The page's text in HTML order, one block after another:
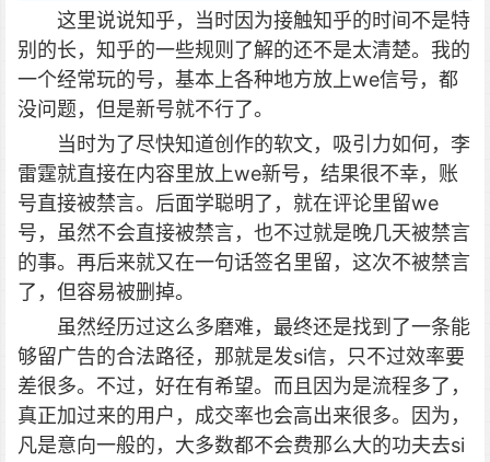
这里说说知乎，当时因为接触知乎的时间不是特
别的长，知乎的一些规则了解的还不是太清楚。我的
一个经常玩的号，基本上各种地方放上we信号，都
没问题，但是新号就不行了。
当时为了尽快知道创作的软文，吸引力如何，李
雷霆就直接在内容里放上we新号，结果很不幸，账
号直接被禁言。后面学聪明了，就在评论里留we
号，虽然不会直接被禁言，也不过就是晚几天被禁言
的事。再后来就又在一句话签名里留，这次不被禁言
了，但容易被删掉。
虽然经历过这么多磨难，最终还是找到了一条能
够留广告的合法路径，那就是发si信，只不过效率要
差很多。不过，好在有希望。而且因为是流程多了，
真正加过来的用户，成交率也会高出来很多。因为，
凡是意向一般的，大多数都不会费那么大的功夫去si